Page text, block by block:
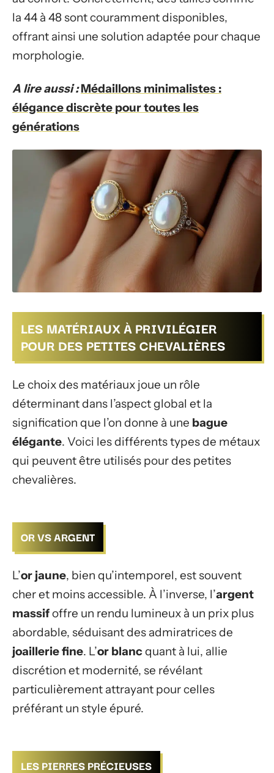
la 44 à 48 sont couramment disponibles,
offrant ainsi une solution adaptée pour chaque
morphologie.
A lire aussi : Médaillons minimalistes :
élégance discrète pour toutes les
générations
LES MATÉRIAUX À PRIVILÉGIER
POUR DES PETITES CHEVALIÈRES
Le choix des matériaux joue un rôle
déterminant dans l’aspect global et la
signification que l’on donne à une bague
élégante. Voici les différents types de métaux
qui peuvent être utilisés pour des petites
chevalières.
OR VS ARGENT
L’or jaune, bien qu’intemporel, est souvent
cher et moins accessible. À l’inverse, l’argent
massifoffre un rendu lumineux à un prix plus
abordable, séduisant des admiratrices de
joaillerie fine. L’or blancquant à lui, allie
discrétion et modernité, se révélant
particulièrement attrayant pour celles
préférant un style épuré.
LES PIERRES PRÉCIEUSES